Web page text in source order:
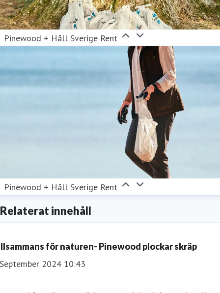
Pinewood + Håll Sverige Rent
Pinewood + Håll Sverige Rent
Relaterat innehåll
för naturen- Pinewood plockar skräp
2024 10:43